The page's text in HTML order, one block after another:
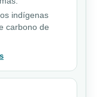
indígenas
carbono de